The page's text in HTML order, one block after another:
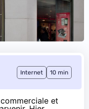
Internet 10 min
et